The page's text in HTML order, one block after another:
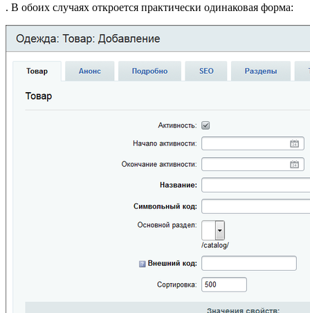
. В обоих случаях откроется практически одинаковая форма: